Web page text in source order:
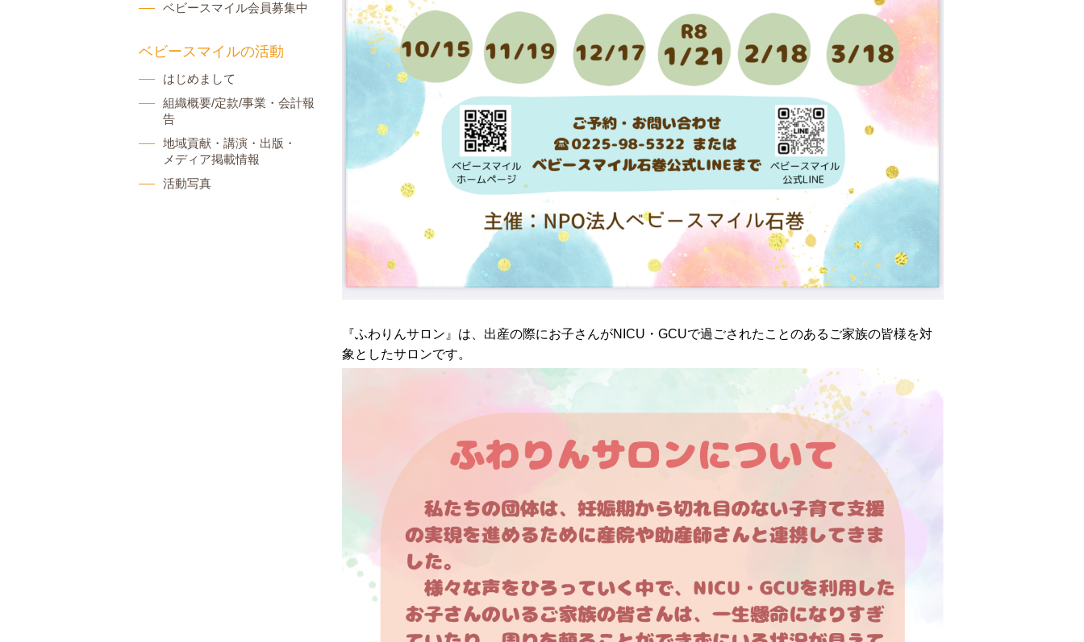
『ふわりんサロン』は、出産の際にお子さんがNICU・GCUで過ごされたことのあるご家族の皆様を対
象としたサロンです。
ベビースマイル会員募集中
ベビースマイルの活動
はじめまして
組織概要/定款/事業・会計報
告
地域貢献・講演・出版・
メディア掲載情報
活動写真